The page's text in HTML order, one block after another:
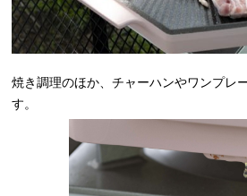
焼き調理のほか、チャーハンやワンプレ
す。